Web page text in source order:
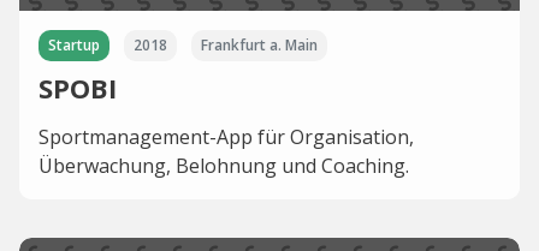
Startup 2018 Frankfurt a. Main
SPOBI
Sportmanagement-App für Organisation,
Überwachung, Belohnung und Coaching.